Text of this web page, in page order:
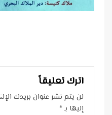
اترك تعليقاً
لن يتم نشر عنوان بريدك
إليها بـ*